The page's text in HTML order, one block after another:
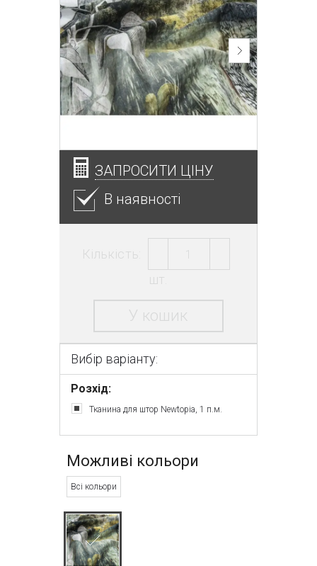
ЗАПРОСИТИ ЦІНУ
В наявності
Кількість:
шт.
У кошик
Вибір варіанту:
Розхід:
Тканина для штор Newtopia, 1 п.м.
Можливі кольори
Всі кольори